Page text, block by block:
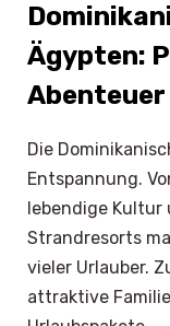
Ägypten:
Abenteuer
Die
Entspannung.
lebendige
Strandresorts
vieler Urlauber.
attraktive